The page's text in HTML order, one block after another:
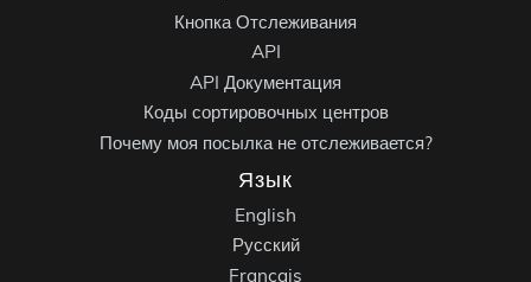
Кнопка Отслеживания
API
API Документация
Коды сортировочных центров
Почему моя посылка не отслеживается?
Язык
English
Русский
Français